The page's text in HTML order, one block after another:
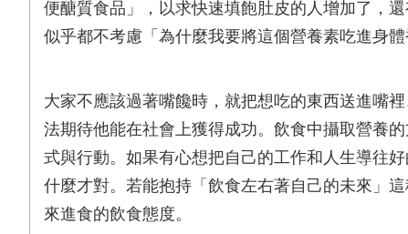
便醣質食品」，以求快速填飽肚皮的人增加了，
似乎都不考慮「為什麼我要將這個營養素吃進身
大家不應該過著嘴饞時，就把想吃的東西送進嘴
法期待他能在社會上獲得成功。飲食中攝取營養
式與行動。如果有心想把自己的工作和人生導往
什麼才對。若能抱持「飲食左右著自己的未來」
來進食的飲食態度。